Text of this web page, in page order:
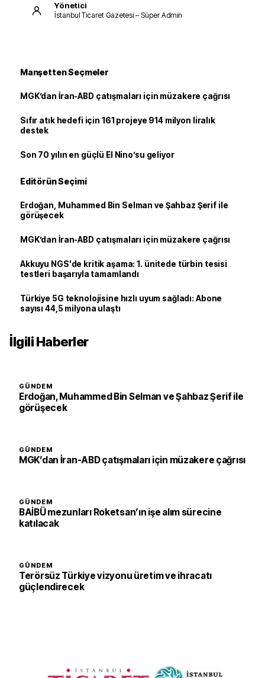
Yönetici
İstanbul Ticaret Gazetesi – Süper Admin
Manşetten Seçmeler
MGK’dan İran-ABD çatışmaları için müzakere çağrısı
Sıfır atık hedefi için 161 projeye 914 milyon liralık
destek
Son 70 yılın en güçlü El Nino’su geliyor
Editörün Seçimi
Erdoğan, Muhammed Bin Selman ve Şahbaz Şerif ile
görüşecek
MGK’dan İran-ABD çatışmaları için müzakere çağrısı
Akkuyu NGS'de kritik aşama: 1. ünitede türbin tesisi
testleri başarıyla tamamlandı
Türkiye 5G teknolojisine hızlı uyum sağladı: Abone
sayısı 44,5 milyona ulaştı
İlgili Haberler
GÜNDEM
Erdoğan, Muhammed Bin Selman ve Şahbaz Şerif ile
görüşecek
GÜNDEM
MGK’dan İran-ABD çatışmaları için müzakere çağrısı
GÜNDEM
BAİBÜ mezunları Roketsan’ın işe alım sürecine
katılacak
GÜNDEM
Terörsüz Türkiye vizyonu üretim ve ihracatı
güçlendirecek